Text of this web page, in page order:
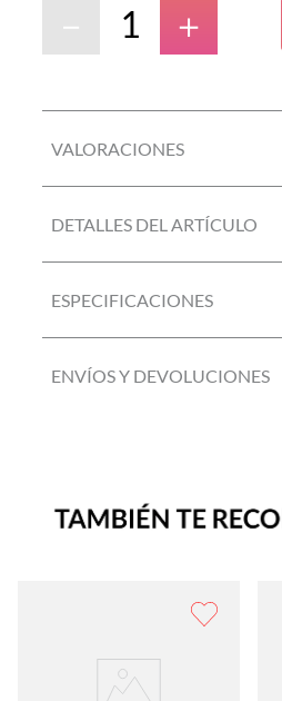
＋
－
VALORACIONES
DETALLES DEL ARTÍCULO
ESPECIFICACIONES
ENVÍOS Y DEVOLUCIONES